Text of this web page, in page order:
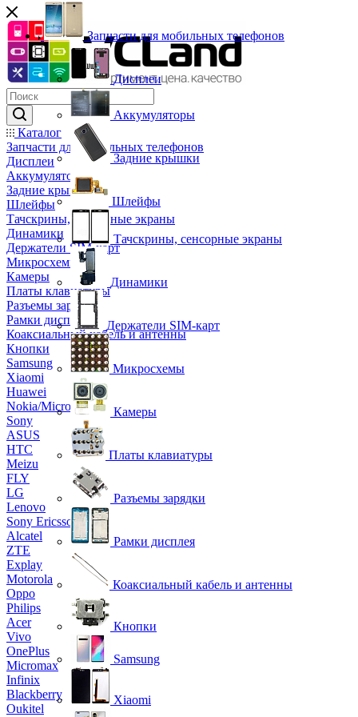
Каталог
Запчасти для мобильных телефонов
Дисплеи
Аккумуляторы
Задние крышки
Шлейфы
Тачскрины, сенсорные экраны
Динамики
Держатели SIM-карт
Микросхемы
Камеры
Платы клавиатуры
Разъемы зарядки
Рамки дисплея
Коаксиальный кабель и антенны
Кнопки
Samsung
Xiaomi
Huawei
Nokia/Microsoft
Sony
ASUS
HTC
Meizu
FLY
LG
Lenovo
Sony Ericsson
Alcatel
ZTE
Explay
Motorola
Oppo
Philips
Acer
Vivo
OnePlus
Micromax
Infinix
Blackberry
Oukitel
Запчасти для мобильных телефонов
Дисплеи
Аккумуляторы
Задние крышки
Шлейфы
Тачскрины, сенсорные экраны
Динамики
Держатели SIM-карт
Микросхемы
Камеры
Платы клавиатуры
Разъемы зарядки
Рамки дисплея
Коаксиальный кабель и антенны
Кнопки
Samsung
Xiaomi